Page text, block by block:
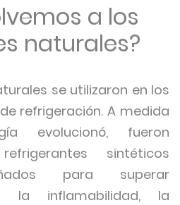
a los
naturales?
se utilizaron en los
refrigeración. A medida
evolucionó, fueron
sintéticos
para superar
la inflamabilidad, la